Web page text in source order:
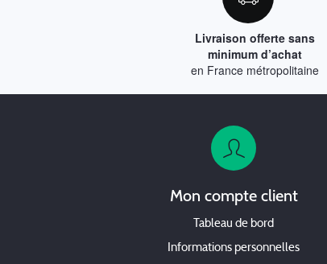
Livraison offerte sans
minimum d’achat
en France métropolitaine
Mon compte client
Tableau de bord
Informations personnelles